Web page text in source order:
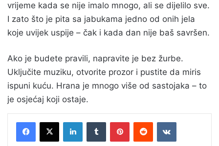
vrijeme kada se nije imalo mnogo, ali se dijelilo sve.
I zato što je pita sa jabukama jedno od onih jela
koje uvijek uspije – čak i kada dan nije baš savršen.
Ako je budete pravili, napravite je bez žurbe.
Uključite muziku, otvorite prozor i pustite da miris
ispuni kuću. Hrana je mnogo više od sastojaka – to
je osjećaj koji ostaje.
LinkedInTumblr PinterestReddit VKontakte